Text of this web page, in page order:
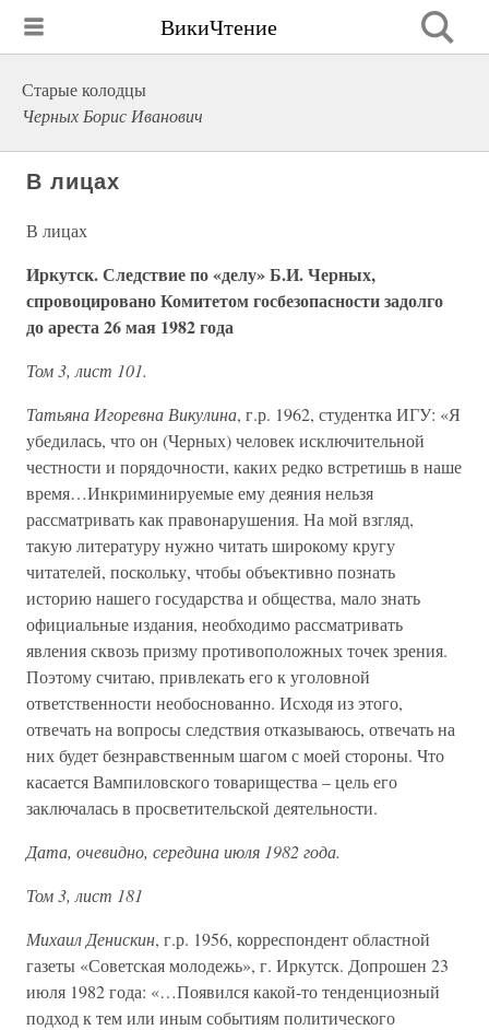
ВикиЧтение
Старые колодцы
Черных Борис Иванович
В лицах
В лицах
Иркутск. Следствие по «делу» Б.И. Черных,
спровоцировано Комитетом госбезопасности задолго
до ареста 26 мая 1982 года
Том 3, лист 101.
Татьяна Игоревна Викулина, г.р. 1962, студентка ИГУ: «Я
убедилась, что он (Черных) человек исключительной
честности и порядочности, каких редко встретишь в наше
время…Инкриминируемые ему деяния нельзя
рассматривать как правонарушения. На мой взгляд,
такую литературу нужно читать широкому кругу
читателей, поскольку, чтобы объективно познать
историю нашего государства и общества, мало знать
официальные издания, необходимо рассматривать
явления сквозь призму противоположных точек зрения.
Поэтому считаю, привлекать его к уголовной
ответственности необоснованно. Исходя из этого,
отвечать на вопросы следствия отказываюсь, отвечать на
них будет безнравственным шагом с моей стороны. Что
касается Вампиловского товарищества – цель его
заключалась в просветительской деятельности.
Дата, очевидно, середина июля 1982 года.
Том 3, лист 181
Михаил Денискин, г.р. 1956, корреспондент областной
газеты «Советская молодежь», г. Иркутск. Допрошен 23
июля 1982 года: «…Появился какой-то тенденциозный
подход к тем или иным событиям политического